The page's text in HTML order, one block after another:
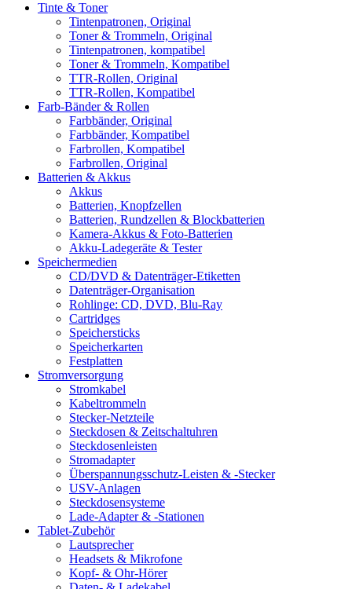
Tinte & Toner
Tintenpatronen, Original
Toner & Trommeln, Original
Tintenpatronen, kompatibel
Toner & Trommeln, Kompatibel
TTR-Rollen, Original
TTR-Rollen, Kompatibel
Farb-Bänder & Rollen
Farbbänder, Original
Farbbänder, Kompatibel
Farbrollen, Kompatibel
Farbrollen, Original
Batterien & Akkus
Akkus
Batterien, Knopfzellen
Batterien, Rundzellen & Blockbatterien
Kamera-Akkus & Foto-Batterien
Akku-Ladegeräte & Tester
Speichermedien
CD/DVD & Datenträger-Etiketten
Datenträger-Organisation
Rohlinge: CD, DVD, Blu-Ray
Cartridges
Speichersticks
Speicherkarten
Festplatten
Stromversorgung
Stromkabel
Kabeltrommeln
Stecker-Netzteile
Steckdosen & Zeitschaltuhren
Steckdosenleisten
Stromadapter
Überspannungsschutz-Leisten & -Stecker
USV-Anlagen
Steckdosensysteme
Lade-Adapter & -Stationen
Tablet-Zubehör
Lautsprecher
Headsets & Mikrofone
Kopf- & Ohr-Hörer